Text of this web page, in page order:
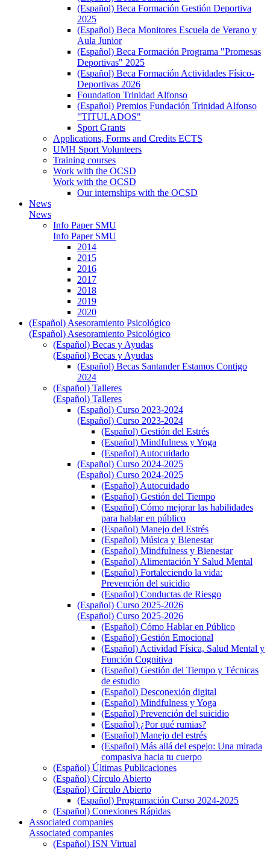
(Español) Beca Formación Gestión Deportiva
2025
(Español) Beca Monitores Escuela de Verano y
Aula Junior
(Español) Beca Formación Programa "Promesas
Deportivas" 2025
(Español) Beca Formación Actividades Físico-
Deportivas 2026
Foundation Trinidad Alfonso
(Español) Premios Fundación Trinidad Alfonso
"TITULADOS"
Sport Grants
Applications, Forms and Credits ECTS
UMH Sport Volunteers
Training courses
Work with the OCSD
Work with the OCSD
Our internships with the OCSD
News
News
Info Paper SMU
Info Paper SMU
2014
2015
2016
2017
2018
2019
2020
(Español) Asesoramiento Psicológico
(Español) Asesoramiento Psicológico
(Español) Becas y Ayudas
(Español) Becas y Ayudas
(Español) Becas Santander Estamos Contigo
2024
(Español) Talleres
(Español) Talleres
(Español) Curso 2023-2024
(Español) Curso 2023-2024
(Español) Gestión del Estrés
(Español) Mindfulness y Yoga
(Español) Autocuidado
(Español) Curso 2024-2025
(Español) Curso 2024-2025
(Español) Autocuidado
(Español) Gestión del Tiempo
(Español) Cómo mejorar las habilidades
para hablar en público
(Español) Manejo del Estrés
(Español) Música y Bienestar
(Español) Mindfulness y Bienestar
(Español) Alimentación Y Salud Mental
(Español) Fortaleciendo la vida:
Prevención del suicidio
(Español) Conductas de Riesgo
(Español) Curso 2025-2026
(Español) Curso 2025-2026
(Español) Cómo Hablar en Público
(Español) Gestión Emocional
(Español) Actividad Física, Salud Mental y
Función Cognitiva
(Español) Gestión del Tiempo y Técnicas
de estudio
(Español) Desconexión digital
(Español) Mindfulness y Yoga
(Español) Prevención del suicidio
(Español) ¿Por qué rumias?
(Español) Manejo del estrés
(Español) Más allá del espejo: Una mirada
compasiva hacia tu cuerpo
(Español) Últimas Publicaciones
(Español) Círculo Abierto
(Español) Círculo Abierto
(Español) Programación Curso 2024-2025
(Español) Conexiones Rápidas
Associated companies
Associated companies
(Español) ISN Virtual